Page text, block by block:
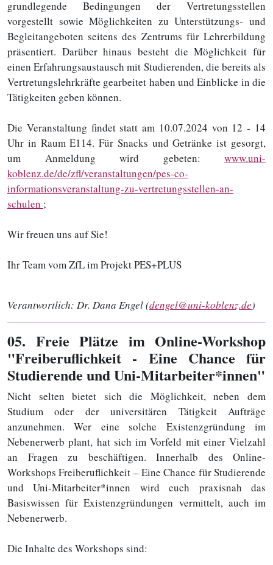
grundlegende Bedingungen der Vertretungsstellen
vorgestellt sowie Möglichkeiten zu Unterstützungs- und
Begleitangeboten seitens des Zentrums für Lehrerbildung
präsentiert. Darüber hinaus besteht die Möglichkeit für
einen Erfahrungsaustausch mit Studierenden, die bereits als
Vertretungslehrkräfte gearbeitet haben und Einblicke in die
Tätigkeiten geben können.
Die Veranstaltung findet statt am 10.07.2024 von 12 - 14
Uhr in Raum E114. Für Snacks und Getränke ist gesorgt,
um Anmeldung wird gebeten: www.uni-
koblenz.de/de/zfl/veranstaltungen/pes-co-
informationsveranstaltung-zu-vertretungsstellen-an-
schulen ;
Wir freuen uns auf Sie!
Ihr Team vom ZfL im Projekt PES+PLUS
Verantwortlich: Dr. Dana Engel (dengel@uni-koblenz.de)
05. Freie Plätze im Online-Workshop
"Freiberuflichkeit - Eine Chance für
Studierende und Uni-Mitarbeiter*innen"
Nicht selten bietet sich die Möglichkeit, neben dem
Studium oder der universitären Tätigkeit Aufträge
anzunehmen. Wer eine solche Existenzgründung im
Nebenerwerb plant, hat sich im Vorfeld mit einer Vielzahl
an Fragen zu beschäftigen. Innerhalb des Online-
Workshops Freiberuflichkeit – Eine Chance für Studierende
und Uni-Mitarbeiter*innen wird euch praxisnah das
Basiswissen für Existenzgründungen vermittelt, auch im
Nebenerwerb.
Die Inhalte des Workshops sind: